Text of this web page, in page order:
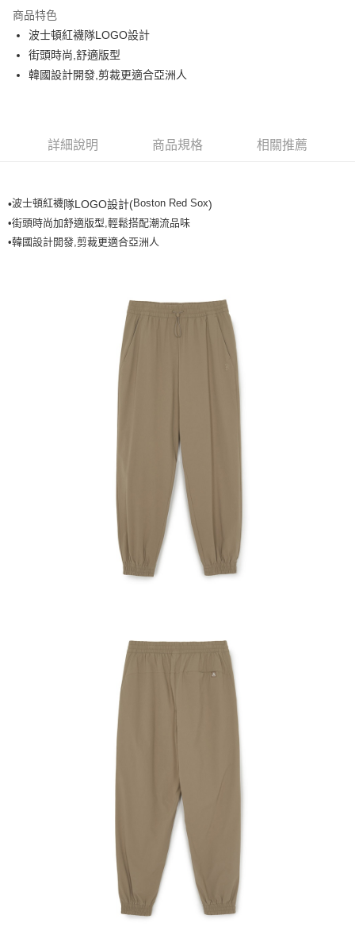
Apple Pay
街口支付
全家取貨付款<未取貨列黑名單/不支援離島取退>
全家取貨<不支援離島取退>
每筆NT$60，滿NT$499(含以上)免運費
7-11取貨<不支援離島取退>
每筆NT$60，滿NT$499(含以上)免運費
每筆NT$80，滿NT$699(含以上)免運費
商品特色
波士頓紅襪隊LOGO設計
街頭時尚,舒適版型
韓國設計開發,剪裁更適合亞洲人
詳細說明 商品規格 相關推薦
•波士頓紅襪隊LOGO設計(Boston Red Sox)
•街頭時尚加舒適版型,輕鬆搭配潮流品味
•韓國設計開發,剪裁更適合亞洲人